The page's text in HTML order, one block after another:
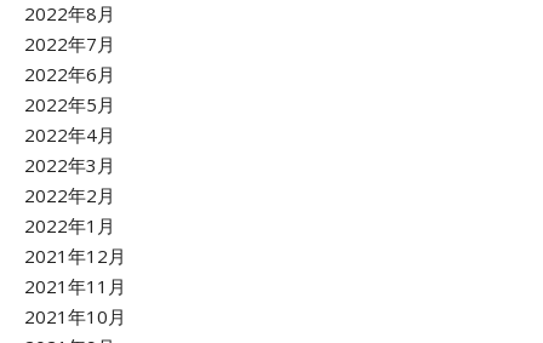
2022年8月
2022年7月
2022年6月
2022年5月
2022年4月
2022年3月
2022年2月
2022年1月
2021年12月
2021年11月
2021年10月